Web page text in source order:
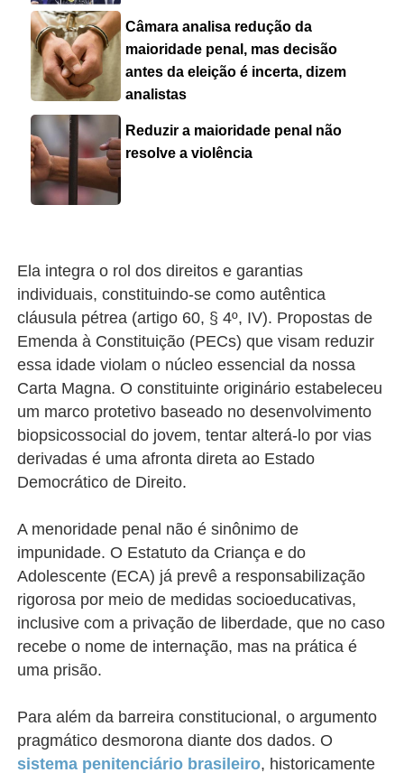
Câmara analisa redução da
maioridade penal, mas decisão
antes da eleição é incerta, dizem
analistas
Reduzir a maioridade penal não
resolve a violência
Ela integra o rol dos direitos e garantias
individuais, constituindo-se como autêntica
cláusula pétrea (artigo 60, § 4º, IV). Propostas de
Emenda à Constituição (PECs) que visam reduzir
essa idade violam o núcleo essencial da nossa
Carta Magna. O constituinte originário estabeleceu
um marco protetivo baseado no desenvolvimento
biopsicossocial do jovem, tentar alterá-lo por vias
derivadas é uma afronta direta ao Estado
Democrático de Direito.
A menoridade penal não é sinônimo de
impunidade. O Estatuto da Criança e do
Adolescente (ECA) já prevê a responsabilização
rigorosa por meio de medidas socioeducativas,
inclusive com a privação de liberdade, que no caso
recebe o nome de internação, mas na prática é
uma prisão.
Para além da barreira constitucional, o argumento
pragmático desmorona diante dos dados. O
sistema penitenciário brasileiro, historicamente